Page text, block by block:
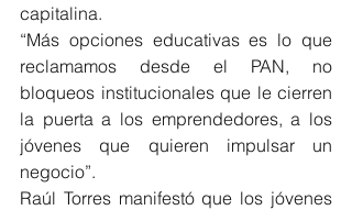
capitalina.
“Más opciones educativas es lo que
reclamamos desde el PAN, no
bloqueos institucionales que le cierren
la puerta a los emprendedores, a los
jóvenes que quieren impulsar un
negocio”.
Raúl Torres manifestó que los jóvenes